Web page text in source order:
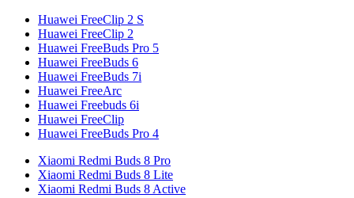
Huawei FreeClip 2 S
Huawei FreeClip 2
Huawei FreeBuds Pro 5
Huawei FreeBuds 6
Huawei FreeBuds 7i
Huawei FreeArc
Huawei Freebuds 6i
Huawei FreeClip
Huawei FreeBuds Pro 4
Xiaomi Redmi Buds 8 Pro
Xiaomi Redmi Buds 8 Lite
Xiaomi Redmi Buds 8 Active